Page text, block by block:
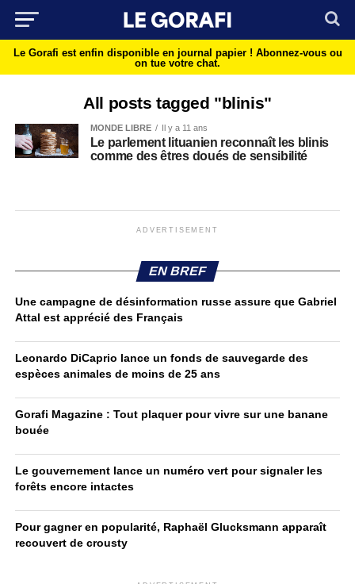
Le Gorafi est enfin disponible en journal papier ! Abonnez-vous ou
on tue votre chat.
All posts tagged "blinis"
MONDE LIBRE Il y a 11 ans
Le parlement lituanien reconnaît les blinis
comme des êtres doués de sensibilité
ADVERTISEMENT
EN BREF
Une campagne de désinformation russe assure que Gabriel
Attal est apprécié des Français
Leonardo DiCaprio lance un fonds de sauvegarde des
espèces animales de moins de 25 ans
Gorafi Magazine : Tout plaquer pour vivre sur une banane
bouée
Le gouvernement lance un numéro vert pour signaler les
forêts encore intactes
Pour gagner en popularité, Raphaël Glucksmann apparaît
recouvert de crousty